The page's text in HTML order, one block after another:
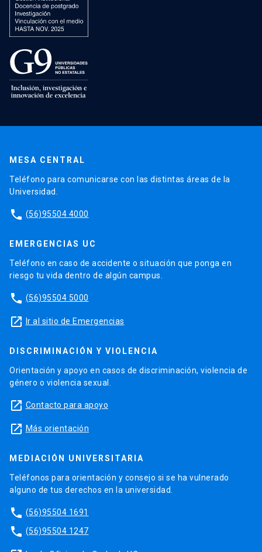
MESA CENTRAL
Teléfono para comunicarse con las distintas áreas de la
Universidad.
phone (56)95504 4000
EMERGENCIAS UC
Teléfono en caso de accidente o situación que ponga en
riesgo tu vida dentro de algún campus.
phone (56)95504 5000
launch Ir al sitio de Emergencias
DISCRIMINACIÓN Y VIOLENCIA
Orientación y apoyo en casos de discriminación, violencia de
género o violencia sexual.
launch Contacto para apoyo
launch Más orientación
MEDIACIÓN UNIVERSITARIA
Teléfonos para orientación y consejo si se ha vulnerado
alguno de tus derechos en la universidad.
phone (56)95504 1691
phone (56)95504 1247